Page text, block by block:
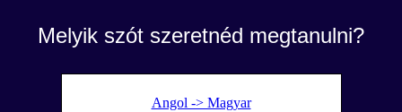
Melyik szót szeretnéd megtanulni?
Angol -> Magyar